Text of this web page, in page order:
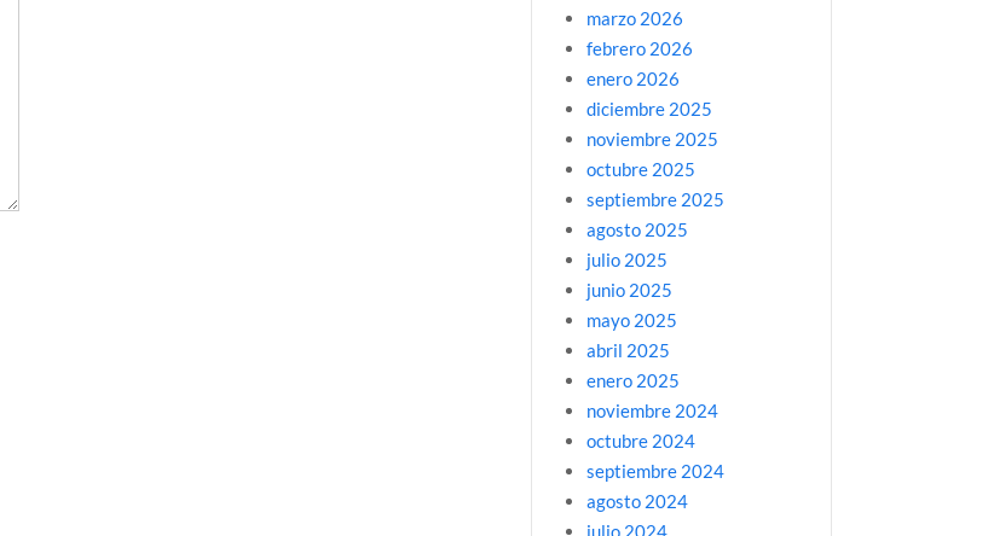
marzo 2026
febrero 2026
enero 2026
diciembre 2025
noviembre 2025
octubre 2025
septiembre 2025
agosto 2025
julio 2025
junio 2025
mayo 2025
abril 2025
enero 2025
noviembre 2024
octubre 2024
septiembre 2024
agosto 2024
julio 2024